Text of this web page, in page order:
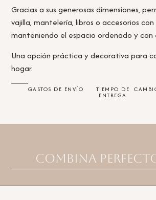
Gracias a sus generosas dimensiones,
vajilla, mantelería, libros o accesorios
manteniendo el espacio ordenado y con
Una opción práctica y decorativa para
hogar.
GASTOS DE ENVÍO TIEMPO DE
ENTREGA
Combina